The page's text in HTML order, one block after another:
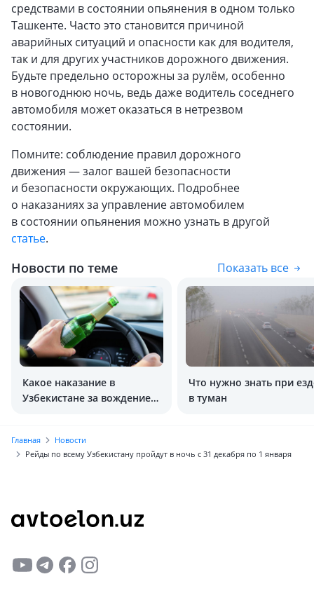
средствами в состоянии опьянения в одном только
Ташкенте. Часто это становится причиной
аварийных ситуаций и опасности как для водителя,
так и для других участников дорожного движения.
Будьте предельно осторожны за рулём, особенно
в новогоднюю ночь, ведь даже водитель соседнего
автомобиля может оказаться в нетрезвом
состоянии.
Помните: соблюдение правил дорожного
движения — залог вашей безопасности
и безопасности окружающих. Подробнее
о наказаниях за управление автомобилем
в состоянии опьянения можно узнать в другой
статье.
Новости по теме Показать все
Какое наказание в
Узбекистане за вождение в
Что нужно знать при
в туман
Главная
Новости
Рейды по всему Узбекистану пройдут в ночь с 31 декабря по 1 января